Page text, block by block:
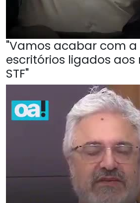
"Vamos acabar com
escritórios ligados aos
STF"